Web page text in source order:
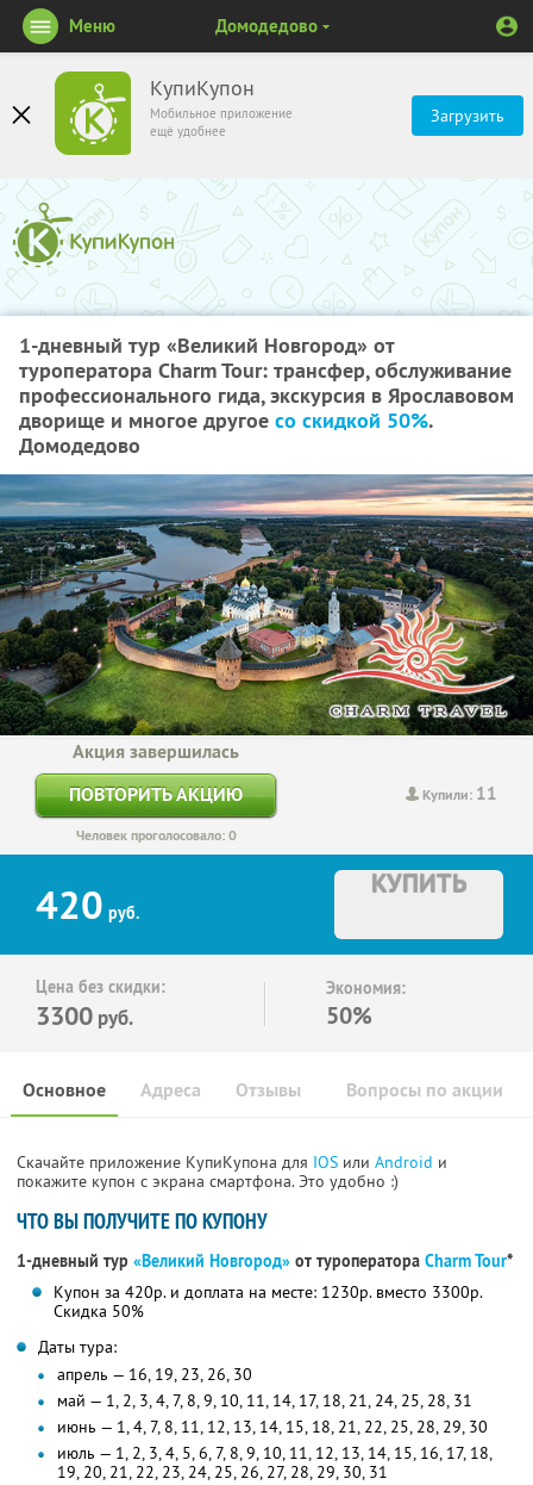
КупиКупон
Мобильное приложение
ещё удобнее
Загрузить
Меню Домодедово
1-дневный тур «Великий Новгород» от
туроператора Charm Tour: трансфер, обслуживание
профессионального гида, экскурсия в Ярославовом
дворище и многое другое со скидкой 50%.
Домодедово
Купили: 11
Акция завершилась
ПОВТОРИТЬ АКЦИЮ
Человек проголосовало: 0
420 руб.
КУПИТЬ
Цена без скидки:
3300 руб.
Экономия:
50%
Основное Отзывы Вопросы по акции
Адреса
Скачайте приложение КупиКупона для IOS или Android и
покажите купон с экрана смартфона. Это удобно :)
ЧТО ВЫ ПОЛУЧИТЕ ПО КУПОНУ
1-дневный тур «Великий Новгород» от туроператора Charm Tour*
Купон за 420р. и доплата на месте: 1230р. вместо 3300р.
Скидка 50%
Даты тура:
апрель — 16, 19, 23, 26, 30
май — 1, 2, 3, 4, 7, 8, 9, 10, 11, 14, 17, 18, 21, 24, 25, 28, 31
июнь — 1, 4, 7, 8, 11, 12, 13, 14, 15, 18, 21, 22, 25, 28, 29, 30
июль — 1, 2, 3, 4, 5, 6, 7, 8, 9, 10, 11, 12, 13, 14, 15, 16, 17, 18,
19, 20, 21, 22, 23, 24, 25, 26, 27, 28, 29, 30, 31